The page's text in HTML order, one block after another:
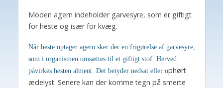
Moden agern indeholder garvesyre, som er giftigt
for heste og især for kvæg.
Når heste optager agern sker der en frigørelse af garvesyre,
som i organismen omsættes til et giftigt stof. Herved
påvirkes hesten alment. Det betyder nedsat eller ophørt
ædelyst. Senere kan der komme tegn på smerte